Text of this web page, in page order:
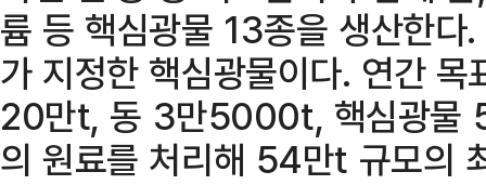
륨 등 핵심광물 13종을 생산한다
가 지정한 핵심광물이다. 연간
20만t, 동 3만5000t, 핵심광물
의 원료를 처리해 54만t 규모의